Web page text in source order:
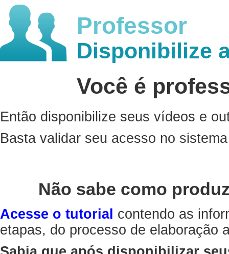
Professor
Disponibilize
Você é
Então disponibilize seus vídeos e
Basta validar seu acesso no
Não sabe como
Acesse o tutorial contendo as
etapas, do processo de elaboração